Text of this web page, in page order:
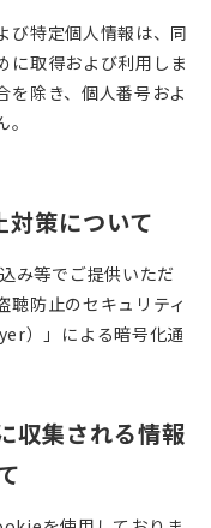
び特定個人情報は、同
に取得および利用しま
を除き、個人番号およ
策について
み等でご提供いただ
聴防止のセキュリティ
）」による暗号化通
収集される情報